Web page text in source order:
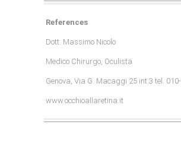
References
Dott. Massimo Nicolo
Medico Chirurgo, Oculista
Genova, Via G. Macaggi 25 int.3 tel.
www.occhioallaretina.it